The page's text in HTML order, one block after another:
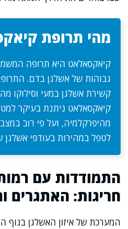
מהי תרופת
קיאקסאלאט היא תרופה
גבוהות של אשלגן בדם.
קשירת אשלגן במעי וסילוקו
קיאקסאלאט ניתנת בעיקר
מהיפרקלמיה, ועל פי רוב
לטפל במהירות בעודפי
התמודדות עם
חריגות: האתגרים
המערכת של איזון האשלגן בגוף